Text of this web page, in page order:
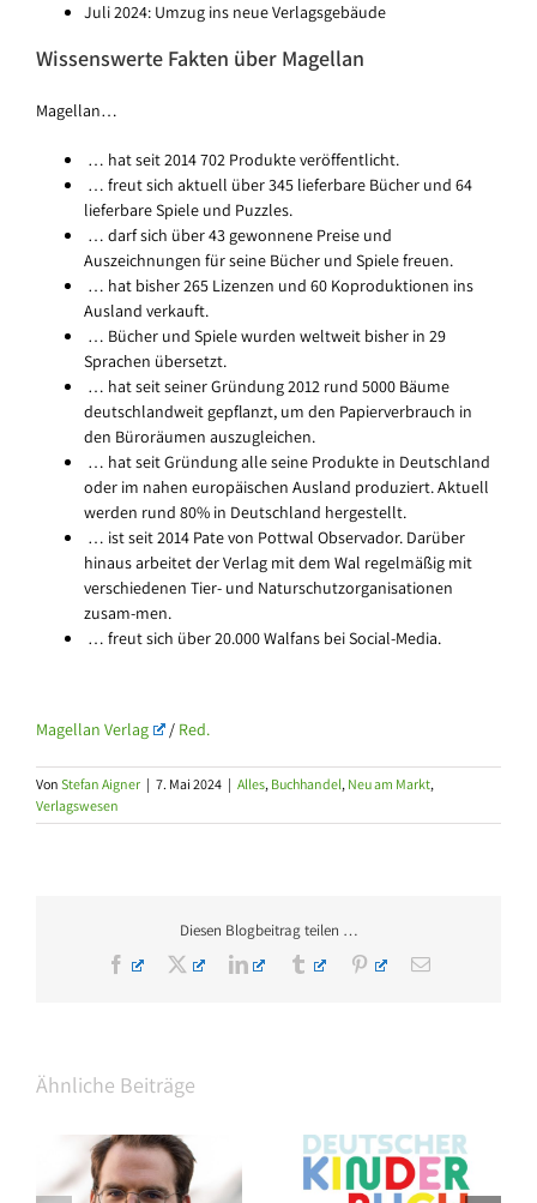
Juli 2024: Umzug ins neue Verlagsgebäude
Wissenswerte Fakten über Magellan
Magellan…
… hat seit 2014 702 Produkte veröffentlicht.
… freut sich aktuell über 345 lieferbare Bücher und 64
lieferbare Spiele und Puzzles.
… darf sich über 43 gewonnene Preise und
Auszeichnungen für seine Bücher und Spiele freuen.
… hat bisher 265 Lizenzen und 60 Koproduktionen ins
Ausland verkauft.
… Bücher und Spiele wurden weltweit bisher in 29
Sprachen übersetzt.
… hat seit seiner Gründung 2012 rund 5000 Bäume
deutschlandweit gepflanzt, um den Papierverbrauch in
den Büroräumen auszugleichen.
… hat seit Gründung alle seine Produkte in Deutschland
oder im nahen europäischen Ausland produziert. Aktuell
werden rund 80% in Deutschland hergestellt.
… ist seit 2014 Pate von Pottwal Observador. Darüber
hinaus arbeitet der Verlag mit dem Wal regelmäßig mit
verschiedenen Tier- und Naturschutzorganisationen
zusam-men.
… freut sich über 20.000 Walfans bei Social-Media.
Magellan Verlag / Red.
Von Stefan Aigner | 7. Mai 2024 | Alles, Buchhandel, Neu am Markt,
Verlagswesen
Diesen Blogbeitrag teilen …
Facebook
X LinkedInTumblr PinterestE-
Ähnliche Beiträge